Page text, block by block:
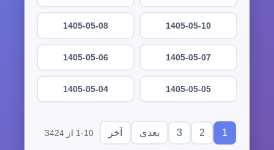
1405-05-10
1405-05-08
1405-05-07
1405-05-06
1405-05-05
1405-05-04
1
2
3 بعدی آخر 1-10 از 3424